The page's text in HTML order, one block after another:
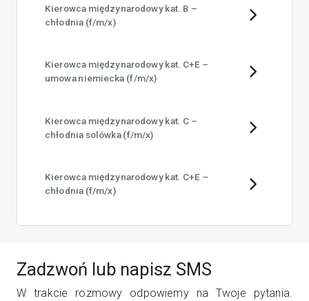
Kierowca międzynarodowy kat. B –
chłodnia (f/​m/​x)
Kierowca międzynarodowy kat. C+E –
umowa niemiecka (f/​m/​x)
Kierowca międzynarodowy kat. C –
chłodnia solówka (f/​m/​x)
Kierowca międzynarodowy kat. C+E –
chłodnia (f/​m/​x)
Zadzwoń lub napisz SMS
W trak­cie roz­mo­wy odpo­wie­my na Two­je pyta­nia.